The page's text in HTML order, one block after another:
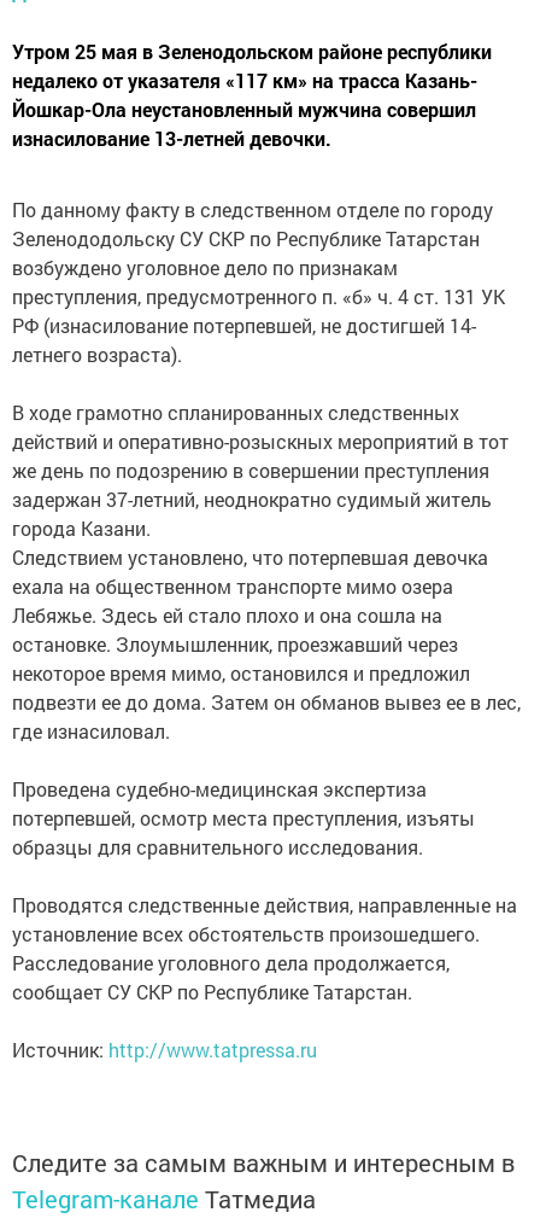
Утром 25 мая в Зеленодольском районе республики
недалеко от указателя «117 км» на трасса Казань-
Йошкар-Ола неустановленный мужчина совершил
изнасилование 13-летней девочки.
По данному факту в следственном отделе по городу
Зеленододольску СУ СКР по Республике Татарстан
возбуждено уголовное дело по признакам
преступления, предусмотренного п. «б» ч. 4 ст. 131 УК
РФ (изнасилование потерпевшей, не достигшей 14-
летнего возраста).
В ходе грамотно спланированных следственных
действий и оперативно-розыскных мероприятий в тот
же день по подозрению в совершении преступления
задержан 37-летний, неоднократно судимый житель
города Казани.
Следствием установлено, что потерпевшая девочка
ехала на общественном транспорте мимо озера
Лебяжье. Здесь ей стало плохо и она сошла на
остановке. Злоумышленник, проезжавший через
некоторое время мимо, остановился и предложил
подвезти ее до дома. Затем он обманов вывез ее в лес,
где изнасиловал.
Проведена судебно-медицинская экспертиза
потерпевшей, осмотр места преступления, изъяты
образцы для сравнительного исследования.
Проводятся следственные действия, направленные на
установление всех обстоятельств произошедшего.
Расследование уголовного дела продолжается,
сообщает СУ СКР по Республике Татарстан.
Источник: http://www.tatpressa.ru
Следите за самым важным и интересным в
Telegram-канале Татмедиа